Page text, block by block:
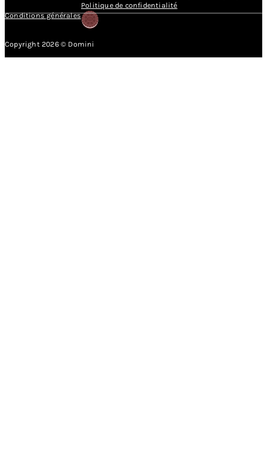
Copyright 2026 © Domini
Conditions générales
Politique de confidentialité